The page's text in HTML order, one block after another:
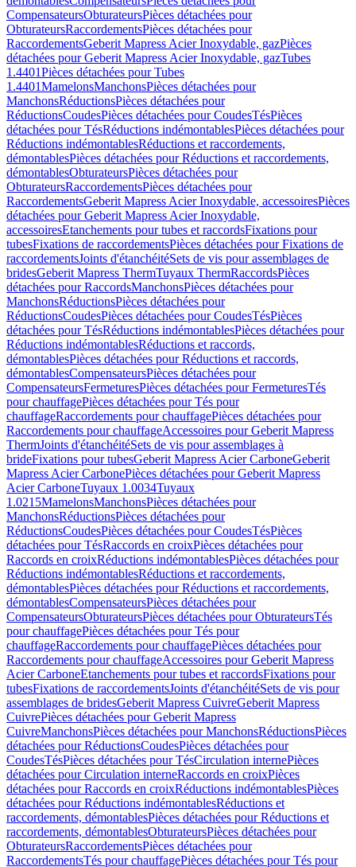
CompensateursObturateursPièces détachées pour
ObturateursRaccordementsPièces détachées pour
RaccordementsGeberit Mapress Acier Inoxydable, gazPièces
détachées pour Geberit Mapress Acier Inoxydable, gazTubes
1.4401Pièces détachées pour Tubes
1.4401MamelonsManchonsPièces détachées pour
ManchonsRéductionsPièces détachées pour
RéductionsCoudesPièces détachées pour CoudesTésPièces
détachées pour TésRéductions indémontablesPièces détachées pour
Réductions indémontablesRéductions et raccordements,
démontablesPièces détachées pour Réductions et raccordements,
démontablesObturateursPièces détachées pour
ObturateursRaccordementsPièces détachées pour
RaccordementsGeberit Mapress Acier Inoxydable, accessoiresPièces
détachées pour Geberit Mapress Acier Inoxydable,
accessoiresEtanchements pour tubes et raccordsFixations pour
tubesFixations de raccordementsPièces détachées pour Fixations de
raccordementsJoints d'étanchéitéSets de vis pour assemblages de
bridesGeberit Mapress ThermTuyaux ThermRaccordsPièces
détachées pour RaccordsManchonsPièces détachées pour
ManchonsRéductionsPièces détachées pour
RéductionsCoudesPièces détachées pour CoudesTésPièces
détachées pour TésRéductions indémontablesPièces détachées pour
Réductions indémontablesRéductions et raccords,
démontablesPièces détachées pour Réductions et raccords,
démontablesCompensateursPièces détachées pour
CompensateursFermeturesPièces détachées pour FermeturesTés
pour chauffagePièces détachées pour Tés pour
chauffageRaccordements pour chauffagePièces détachées pour
Raccordements pour chauffageAccessoires pour Geberit Mapress
ThermJoints d'étanchéitéSets de vis pour assemblages à
brideFixations pour tubesGeberit Mapress Acier CarboneGeberit
Mapress Acier CarbonePièces détachées pour Geberit Mapress
Acier CarboneTuyaux 1.0034Tuyaux
1.0215MamelonsManchonsPièces détachées pour
ManchonsRéductionsPièces détachées pour
RéductionsCoudesPièces détachées pour CoudesTésPièces
détachées pour TésRaccords en croixPièces détachées pour
Raccords en croixRéductions indémontablesPièces détachées pour
Réductions indémontablesRéductions et raccordements,
démontablesPièces détachées pour Réductions et raccordements,
démontablesCompensateursPièces détachées pour
CompensateursObturateursPièces détachées pour ObturateursTés
pour chauffagePièces détachées pour Tés pour
chauffageRaccordements pour chauffagePièces détachées pour
Raccordements pour chauffageAccessoires pour Geberit Mapress
Acier CarboneEtanchements pour tubes et raccordsFixations pour
tubesFixations de raccordementsJoints d'étanchéitéSets de vis pour
assemblages de bridesGeberit Mapress CuivreGeberit Mapress
CuivrePièces détachées pour Geberit Mapress
CuivreManchonsPièces détachées pour ManchonsRéductionsPièces
détachées pour RéductionsCoudesPièces détachées pour
CoudesTésPièces détachées pour TésCirculation internePièces
détachées pour Circulation interneRaccords en croixPièces
détachées pour Raccords en croixRéductions indémontablesPièces
détachées pour Réductions indémontablesRéductions et
raccordements, démontablesPièces détachées pour Réductions et
raccordements, démontablesObturateursPièces détachées pour
ObturateursRaccordementsPièces détachées pour
RaccordementsTés pour chauffagePièces détachées pour Tés pour